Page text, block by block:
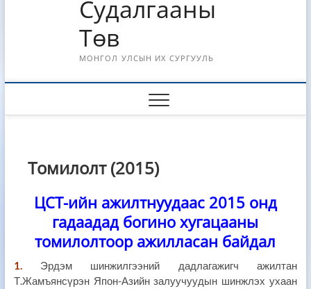
Судалгааны
Төв
МОНГОЛ УЛСЫН ИХ СУРГУУЛЬ
Томилолт (2015)
ЦСТ-ийн ажилтнуудаас 2015 онд
гадаадад богино хугацааны
томилолтоор ажилласан байдал
1.Эрдэм шинжилгээний дадлагажигч ажилтан
Т.Жамъянсүрэн Япон-Азийн залуучуудын шинжлэх ухаан